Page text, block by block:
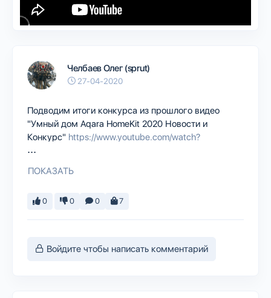
Челбаев Олег (sprut)
27-04-2020
Подводим итоги конкурса из прошлого видео
"Умный дом Aqara HomeKit 2020 Новости и
Конкурс" https://www.youtube.com/watch?
v=swt2JN69_cY
Призы:
дверей/окон + лампочка + розетка EU
2 место. Aqara Hub EU + мини кнопка + датчик
3 место. Aqara Hub EU + куб + лампочка
...
ПОКАЗАТЬ
0 0 0 7
Войдите чтобы написать комментарий